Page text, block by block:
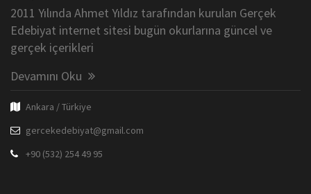
2011 Yılında Ahmet Yıldız tarafından kurulan Gerçek
Edebiyat internet sitesi bugün okurlarına güncel ve
gerçek içerikleri
Devamını Oku
Ankara / Türkiye
gercekedebiyat@gmail.com
+90 (532) 254 49 95